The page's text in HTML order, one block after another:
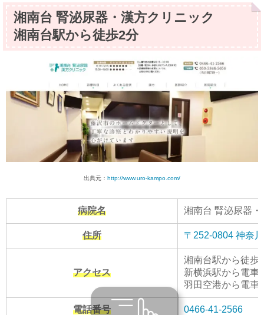
湘南台 腎泌尿器・漢方クリニック
湘南台駅から徒歩2分
出典元： http://www.uro-kampo.com/
病院名 湘南台 腎泌尿器
住所 〒252-0804 神奈
アクセス
湘南台駅から徒歩
新横浜駅から電車
羽田空港から電車
電話番号 0466-41-2566